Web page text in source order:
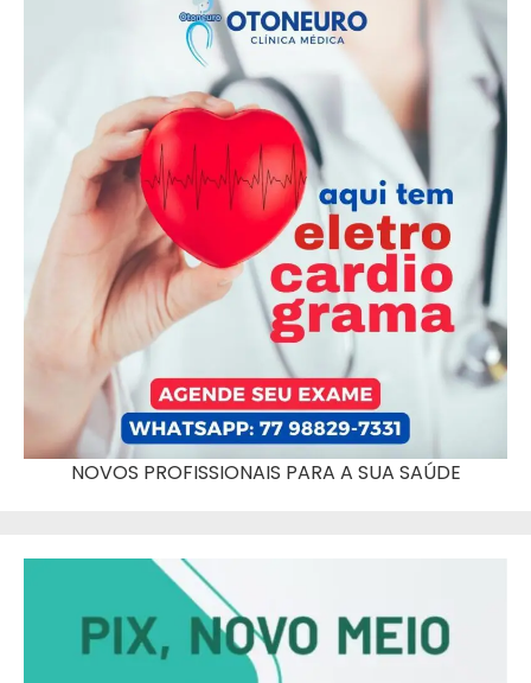
NOVOS PROFISSIONAIS PARA A SUA SAÚDE